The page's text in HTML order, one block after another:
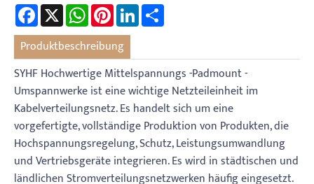
Facebook
X WhatsAppPinterestLinkedIn
Produktbeschreibung
SYHF Hochwertige Mittelspannungs -Padmount -
Umspannwerke ist eine wichtige Netzteileinheit im
Kabelverteilungsnetz. Es handelt sich um eine
vorgefertigte, vollständige Produktion von Produkten, die
Hochspannungsregelung, Schutz, Leistungsumwandlung
und Vertriebsgeräte integrieren. Es wird in städtischen und
ländlichen Stromverteilungsnetzwerken häufig eingesetzt.